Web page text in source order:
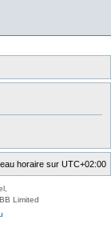
horaire sur UTC+02:00
Limited